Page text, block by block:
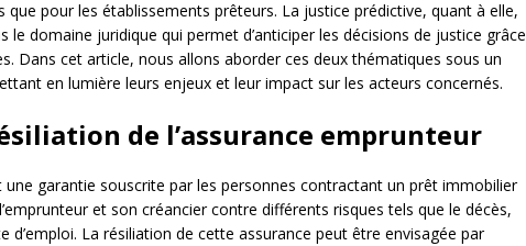
pour les établissements prêteurs. La justice prédictive, quant à elle,
le domaine juridique qui permet d’anticiper les décisions de justice grâce
Dans cet article, nous allons aborder ces deux thématiques sous un
en lumière leurs enjeux et leur impact sur les acteurs concernés.
de l’assurance emprunteur
une garantie souscrite par les personnes contractant un prêt immobilier
et son créancier contre différents risques tels que le décès,
d’emploi. La résiliation de cette assurance peut être envisagée par